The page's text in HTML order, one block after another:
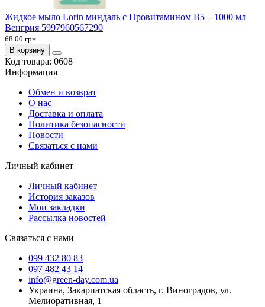
Жидкое мыло Lorin миндаль с Провитамином В5 – 1000 мл
Венгрия 5997960567290
68.00 грн.
В корзину
Код товара: 0608
Информация
Обмен и возврат
О нас
Доставка и оплата
Политика безопасности
Новости
Связаться с нами
Личный кабинет
Личный кабинет
История заказов
Мои закладки
Рассылка новостей
Связаться с нами
099 432 80 83
097 482 43 14
info@green-day.com.ua
Украина, Закарпатская область, г. Виноградов, ул.
Мелиоративная, 1